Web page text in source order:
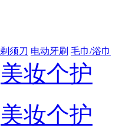
剃须刀 电动牙刷 毛巾/浴巾
美妆个护
美妆个护